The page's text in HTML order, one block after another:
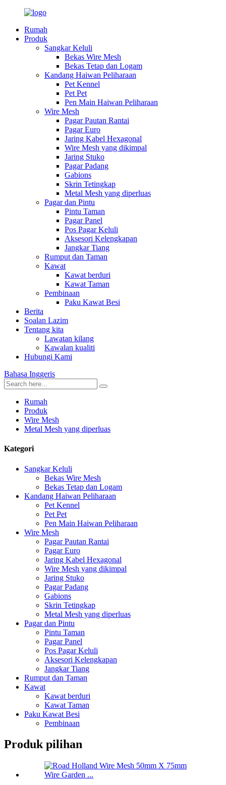
Rumah
Produk
Sangkar Keluli
Bekas Wire Mesh
Bekas Tetap dan Logam
Kandang Haiwan Peliharaan
Pet Kennel
Pet Pet
Pen Main Haiwan Peliharaan
Wire Mesh
Pagar Pautan Rantai
Pagar Euro
Jaring Kabel Hexagonal
Wire Mesh yang dikimpal
Jaring Stuko
Pagar Padang
Gabions
Skrin Tetingkap
Metal Mesh yang diperluas
Pagar dan Pintu
Pintu Taman
Pagar Panel
Pos Pagar Keluli
Aksesori Kelengkapan
Jangkar Tiang
Rumput dan Taman
Kawat
Kawat berduri
Kawat Taman
Pembinaan
Paku Kawat Besi
Berita
Soalan Lazim
Tentang kita
Lawatan kilang
Kawalan kualiti
Hubungi Kami
Bahasa Inggeris
Rumah
Produk
Wire Mesh
Metal Mesh yang diperluas
Kategori
Sangkar Keluli
Bekas Wire Mesh
Bekas Tetap dan Logam
Kandang Haiwan Peliharaan
Pet Kennel
Pet Pet
Pen Main Haiwan Peliharaan
Wire Mesh
Pagar Pautan Rantai
Pagar Euro
Jaring Kabel Hexagonal
Wire Mesh yang dikimpal
Jaring Stuko
Pagar Padang
Gabions
Skrin Tetingkap
Metal Mesh yang diperluas
Pagar dan Pintu
Pintu Taman
Pagar Panel
Pos Pagar Keluli
Aksesori Kelengkapan
Jangkar Tiang
Rumput dan Taman
Kawat
Kawat berduri
Kawat Taman
Paku Kawat Besi
Pembinaan
Produk pilihan